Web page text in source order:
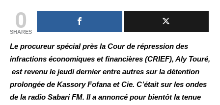
0
SHARES
Le procureur spécial près la Cour de répression des
infractions économiques et financières (CRIEF), Aly Touré,
est revenu le jeudi dernier entre autres sur la détention
prolongée de Kassory Fofana et Cie. C’était sur les ondes
de la radio Sabari FM. Il a annoncé pour bientôt la tenue